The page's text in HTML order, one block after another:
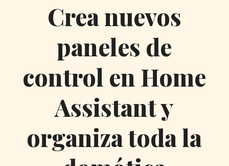
Crea nuevos
paneles de
control en Home
Assistant y
organiza toda la